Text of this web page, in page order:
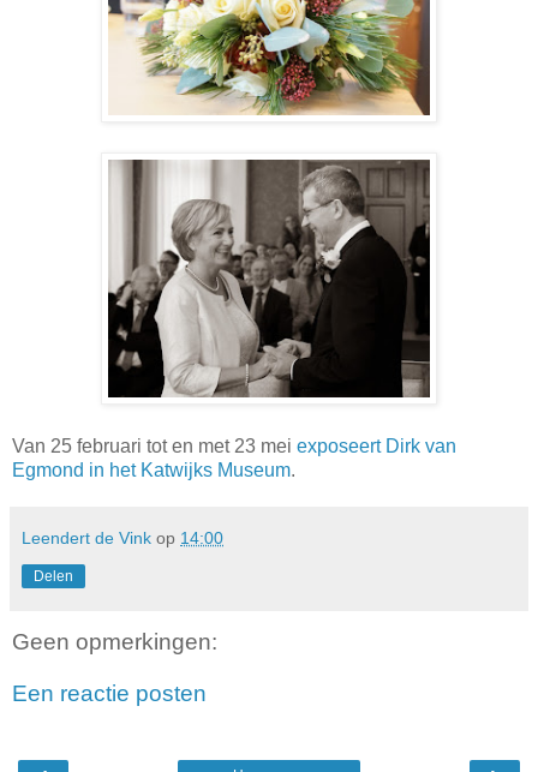
Van 25 februari tot en met 23 mei exposeert Dirk van
Egmond in het Katwijks Museum.
Leendert de Vink op 14:00
Delen
Geen opmerkingen:
Een reactie posten